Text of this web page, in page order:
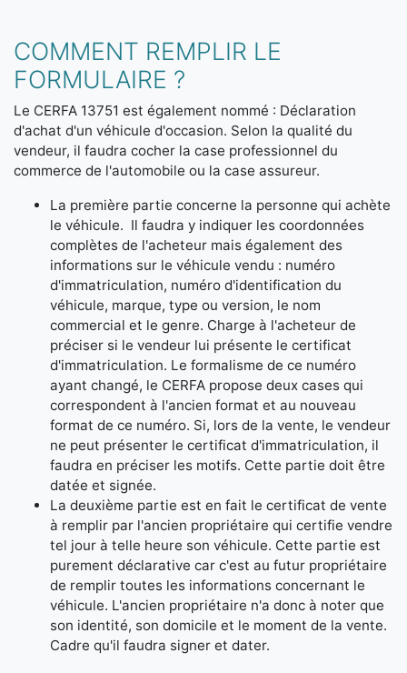
COMMENT REMPLIR LE
FORMULAIRE ?
Le CERFA 13751 est également nommé : Déclaration
d'achat d'un véhicule d'occasion. Selon la qualité du
vendeur, il faudra cocher la case professionnel du
commerce de l'automobile ou la case assureur.
La première partie concerne la personne qui achète
le véhicule. Il faudra y indiquer les coordonnées
complètes de l'acheteur mais également des
informations sur le véhicule vendu : numéro
d'immatriculation, numéro d'identification du
véhicule, marque, type ou version, le nom
commercial et le genre. Charge à l'acheteur de
préciser si le vendeur lui présente le certificat
d'immatriculation. Le formalisme de ce numéro
ayant changé, le CERFA propose deux cases qui
correspondent à l'ancien format et au nouveau
format de ce numéro. Si, lors de la vente, le vendeur
ne peut présenter le certificat d'immatriculation, il
faudra en préciser les motifs. Cette partie doit être
datée et signée.
La deuxième partie est en fait le certificat de vente
à remplir par l'ancien propriétaire qui certifie vendre
tel jour à telle heure son véhicule. Cette partie est
purement déclarative car c'est au futur propriétaire
de remplir toutes les informations concernant le
véhicule. L'ancien propriétaire n'a donc à noter que
son identité, son domicile et le moment de la vente.
Cadre qu'il faudra signer et dater.